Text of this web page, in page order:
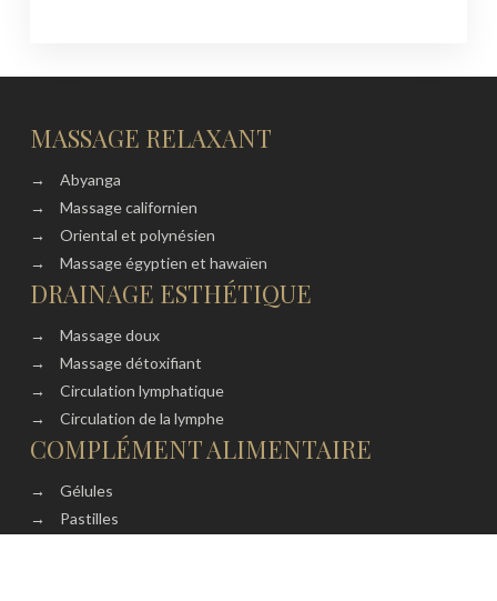
MASSAGE RELAXANT
→
Abyanga
→
Massage californien
→
Oriental et polynésien
→
Massage égyptien et hawaïen
DRAINAGE ESTHÉTIQUE
→
Massage doux
→
Massage détoxifiant
→
Circulation lymphatique
→
Circulation de la lymphe
COMPLÉMENT ALIMENTAIRE
→
Gélules
→
Pastilles